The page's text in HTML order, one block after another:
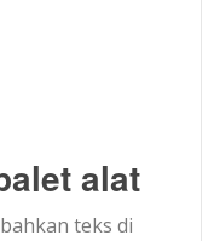
alat
teks di